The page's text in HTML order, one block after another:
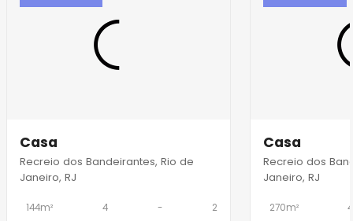
Casa
Recreio dos Bandeirantes, Rio de
Janeiro, RJ
144m² 4 - 2
Casa
Recreio dos
Janeiro, RJ
270m² 4